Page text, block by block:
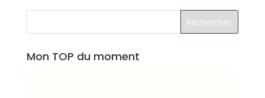
Mon TOP du moment